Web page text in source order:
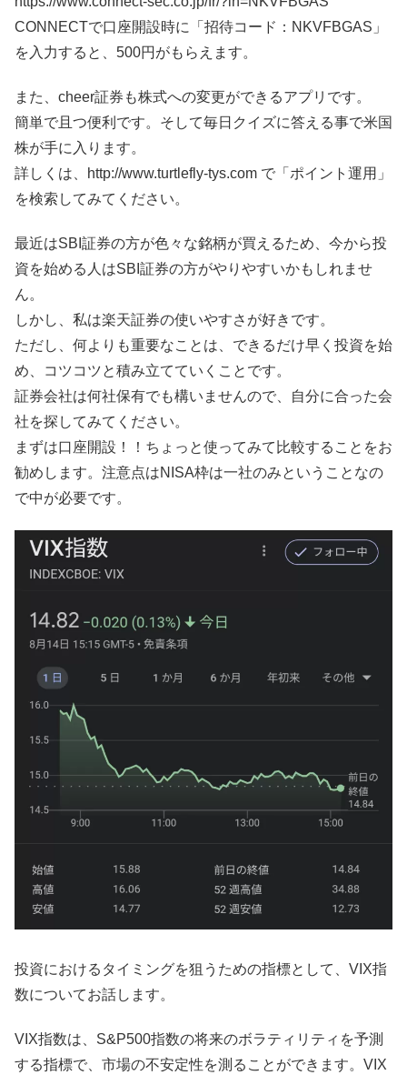
CONNECTで口座開設時に「招待コード：NKVFBGAS」
を入力すると、500円がもらえます。
また、cheer証券も株式への変更ができるアプリです。
簡単で且つ便利です。そして毎日クイズに答える事で米国
株が手に入ります。
詳しくは、http://www.turtlefly-tys.com で「ポイント運用」
を検索してみてください。
最近はSBI証券の方が色々な銘柄が買えるため、今から投
資を始める人はSBI証券の方がやりやすいかもしれませ
ん。
しかし、私は楽天証券の使いやすさが好きです。
ただし、何よりも重要なことは、できるだけ早く投資を始
め、コツコツと積み立てていくことです。
証券会社は何社保有でも構いませんので、自分に合った会
社を探してみてください。
まずは口座開設！！ちょっと使ってみて比較することをお
勧めします。注意点はNISA枠は一社のみということなの
で中が必要です。
投資におけるタイミングを狙うための指標として、VIX指
数についてお話します。
VIX指数は、S&P500指数の将来のボラティリティを予測
する指標で、市場の不安定性を測ることができます。VIX